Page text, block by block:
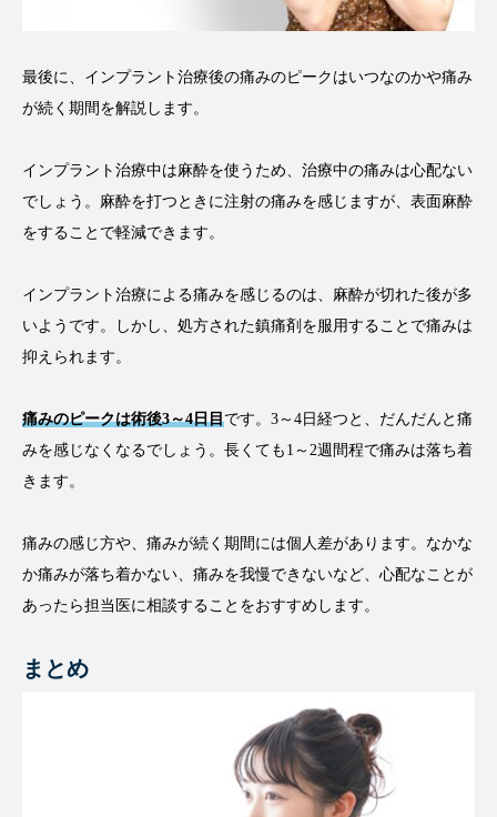
最後に、インプラント治療後の痛みのピークはいつなのかや痛み
が続く期間を解説します。
インプラント治療中は麻酔を使うため、治療中の痛みは心配ない
でしょう。麻酔を打つときに注射の痛みを感じますが、表面麻酔
をすることで軽減できます。
インプラント治療による痛みを感じるのは、麻酔が切れた後が多
いようです。しかし、処方された鎮痛剤を服用することで痛みは
抑えられます。
痛みのピークは術後3～4日目です。3～4日経つと、だんだんと痛
みを感じなくなるでしょう。長くても1～2週間程で痛みは落ち着
きます。
痛みの感じ方や、痛みが続く期間には個人差があります。なかな
か痛みが落ち着かない、痛みを我慢できないなど、心配なことが
あったら担当医に相談することをおすすめします。
まとめ